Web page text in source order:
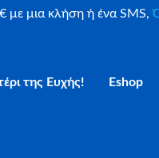
με μια κλήση ή ένα SMS,
της Ευχής! Eshop